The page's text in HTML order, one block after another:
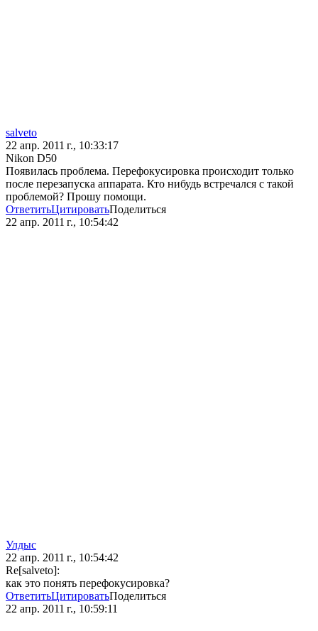
salveto
22 апр. 2011 г., 10:33:17
Nikon D50
Появилась проблема. Перефокусировка происходит только
после перезапуска аппарата. Кто нибудь встречался с такой
проблемой? Прошу помощи.
ОтветитьЦитироватьПоделиться
22 апр. 2011 г., 10:54:42
Улдыс
22 апр. 2011 г., 10:54:42
Re[salveto]:
как это понять перефокусировка?
ОтветитьЦитироватьПоделиться
22 апр. 2011 г., 10:59:11